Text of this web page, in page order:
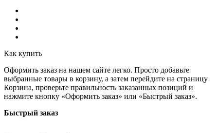
Как купить
Оформить заказ на нашем сайте легко. Просто добавьте
выбранные товары в корзину, а затем перейдите на страницу
Корзина, проверьте правильность заказанных позиций и
нажмите кнопку «Оформить заказ» или «Быстрый заказ».
Быстрый заказ